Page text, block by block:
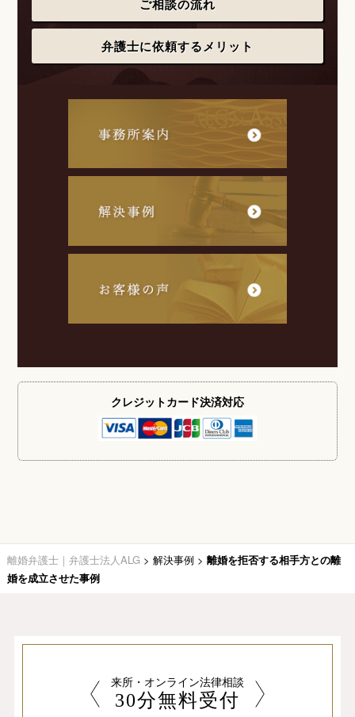
ご相談の流れ
弁護士に依頼するメリット
クレジットカード決済対応
離婚弁護士｜弁護士法人ALG > 解決事例 > 離婚を拒否する相手方との離
婚を成立させた事例
来所・オンライン法律相談
30分無料受付